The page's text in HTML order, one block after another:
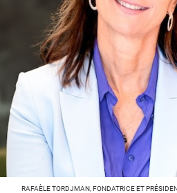
RAFAÈLE TORDJMAN, FONDATRICE ET